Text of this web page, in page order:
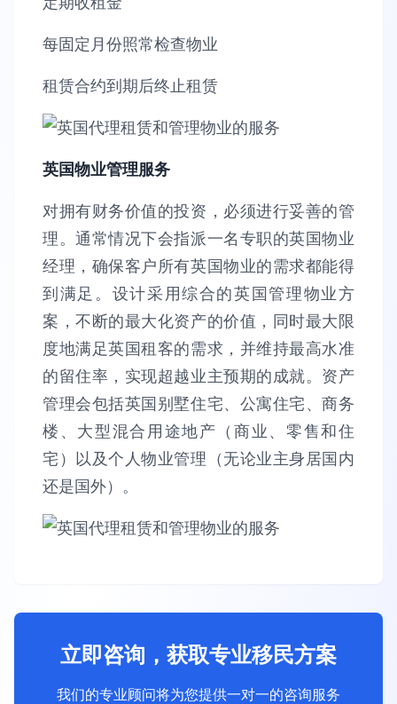
每固定月份照常检查物业
租赁合约到期后终止租赁
英国物业管理服务
对拥有财务价值的投资，必须进行妥善的管
理。通常情况下会指派一名专职的英国物业
经理，确保客户所有英国物业的需求都能得
到满足。设计采用综合的英国管理物业方
案，不断的最大化资产的价值，同时最大限
度地满足英国租客的需求，并维持最高水准
的留住率，实现超越业主预期的成就。资产
管理会包括英国别墅住宅、公寓住宅、商务
楼、大型混合用途地产（商业、零售和住
宅）以及个人物业管理（无论业主身居国内
还是国外）。
立即咨询，获取专业移民方案
我们的专业顾问将为您提供一对一的咨询服务